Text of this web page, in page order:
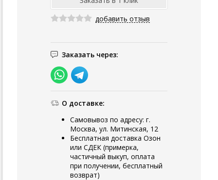
добавить отзыв
Заказать через:
О доставке:
Самовывоз по адресу: г.
Москва, ул. Митинская, 12
Бесплатная доставка Озон
или СДЕК (примерка,
частичный выкуп, оплата
при получении, бесплатный
возврат)